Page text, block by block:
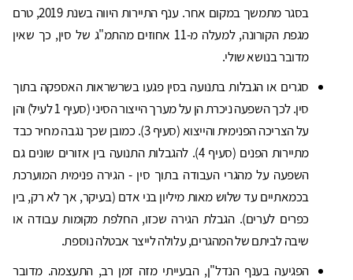
בסגר מתמשך במקום אחר. ענף התיירות היווה בשנת 2019, טרם
מגפת הקורונה, למעלה מ-11 אחוזים מהתמ"ג של סין, כך שאין
מדובר בנושא שולי.
סגרים או הגבלות בתנועה בסין פגעו בשרשראות האספקה בתוך
סין. לכך השפעה ניכרת הן על מערך הייצור הסיני (סעיף 1 לעיל) והן
על הצריכה הפנימית והייצוא (סעיף 3). כמובן שכך נגבה מחיר כבד
מתיירות הפנים (סעיף 4). להגבלות התנועה בין אזורים שונים גם
השפעה על מהגרי העבודה בתוך סין - הגירה פנימית המוערכת
בכמאתיים עד שלוש מאות מיליון בני אדם (בעיקר, אך לא רק, בין
כפרים לערים). הגבלת הגירה שכזו, החלפת מקומות עבודה או
שיבה לביתם של המהגרים, עלולה לייצר אבטלה נוספת.
הפגיעה בענף הנדל"ן, הבעייתי מזה זמן רב, התעצמה. מדובר